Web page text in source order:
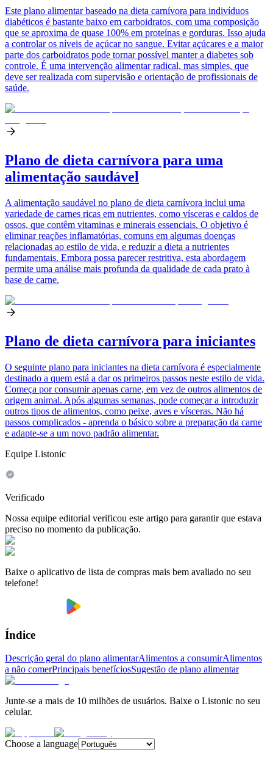
Este plano alimentar baseado na dieta carnívora para indivíduos
diabéticos é bastante baixo em carboidratos, com uma composição
que se aproxima de quase 100% em proteínas e gorduras. Isso ajuda
a controlar os níveis de açúcar no sangue. Evitar açúcares e a maior
parte dos carboidratos pode tornar possível manter a diabetes sob
controle. É uma intervenção alimentar radical, mas simples, que
deve ser realizada com supervisão e orientação de profissionais de
saúde.
Plano de dieta carnívora para uma
alimentação saudável
A alimentação saudável no plano de dieta carnívora inclui uma
variedade de carnes ricas em nutrientes, como vísceras e caldos de
ossos, que contêm vitaminas e minerais essenciais. O objetivo é
eliminar reações inflamatórias, comuns em algumas doenças
relacionadas ao estilo de vida, e reduzir a dieta a nutrientes
fundamentais. Embora possa parecer restritiva, esta abordagem
permite uma análise mais profunda da qualidade de cada prato à
base de carne.
Plano de dieta carnívora para iniciantes
O seguinte plano para iniciantes na dieta carnívora é especialmente
destinado a quem está a dar os primeiros passos neste estilo de vida.
Começa por consumir apenas carne, em vez de outros alimentos de
origem animal. Após algumas semanas, pode começar a introduzir
outros tipos de alimentos, como peixe, aves e vísceras. Não há
passos complicados - aprenda o básico sobre a preparação da carne
e adapte-se a um novo padrão alimentar.
Equipe Listonic
Verificado
Nossa equipe editorial verificou este artigo para garantir que estava
preciso no momento da publicação.
Baixe o aplicativo de lista de compras mais bem avaliado no seu
telefone!
Índice
Descrição geral do plano alimentarAlimentos a consumirAlimentos
a não comerPrincipais benefíciosSugestão de plano alimentar
Junte-se a mais de 10 milhões de usuários. Baixe o Listonic no seu
celular.
Choose a language